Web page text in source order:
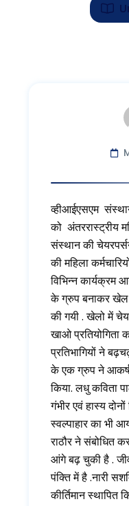
व्हीआईएसएम
को अंतररास्ट्रीय
संस्थान की
की महिला
विभिन्न कार्यक्रम
के ग्रुप बनाकर खेल
की गयी . खेलो में
खाओ
प्रतिभागियों ने
के एक ग्रुप ने
किया. लधु कविता
गंभीर एवं हास्य
स्वल्पाहार का भी
राठौर ने संबोधित
आंगे बढ़ चुकी है .
पंक्ति में है .नारी
कीर्तिमान